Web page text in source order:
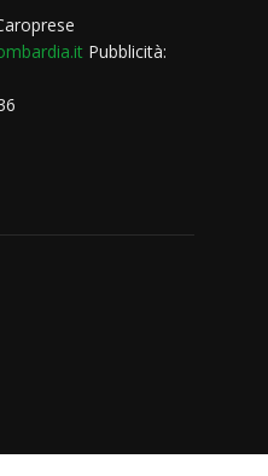
Pubblicità: